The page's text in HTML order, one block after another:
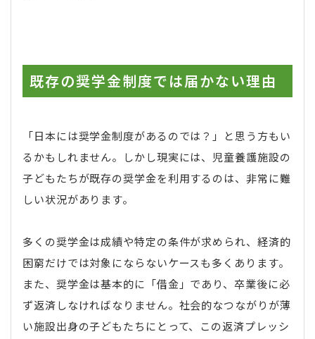
既存の奨学金制度では届かない理由
「日本には奨学金制度があるのでは？」と思う方もい
るかもしれません。しかし現実には、児童養護施設の
子どもたちが既存の奨学金を利用するのは、非常に難
しい状況があります。
多くの奨学金は成績や特定の条件が求められ、経済的
困窮だけでは対象にならないケースも多くあります。
また、奨学金は基本的に「借金」であり、卒業後に必
ず返済しなければなりません。社会的なつながりが薄
い施設出身の子どもたちにとって、この返済プレッシ